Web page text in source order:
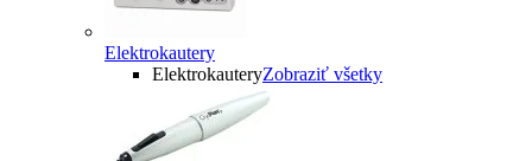
Elektrokautery
ElektrokauteryZobraziť všetky